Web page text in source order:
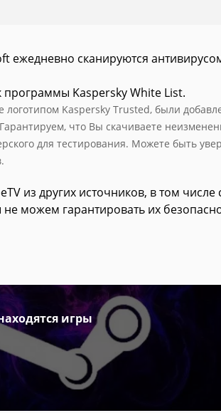
ежедневно сканируются
программы Kaspersky White List.
Kaspersky Trusted, были
что Вы скачиваете
для тестирования. Можете быть
из других источников, в том
можем гарантировать их
игры